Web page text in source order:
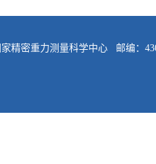
精密重力测量科学中心 邮编：